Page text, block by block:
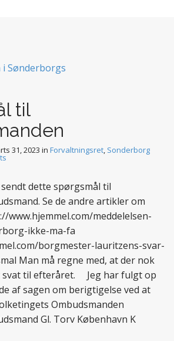
til
31, 2023 in Forvaltningsret, Sonderborg
dette spørgsmål til
Se de andre artikler om
www.hjemmel.com/meddelelsen-
ikke-ma-fa
borgmester-lauritzens-svar-
Man må regne med, at der nok
svat til efteråret. Jeg har fulgt op
af sagen om berigtigelse ved at
Ombudsmanden
Gl. Torv København K